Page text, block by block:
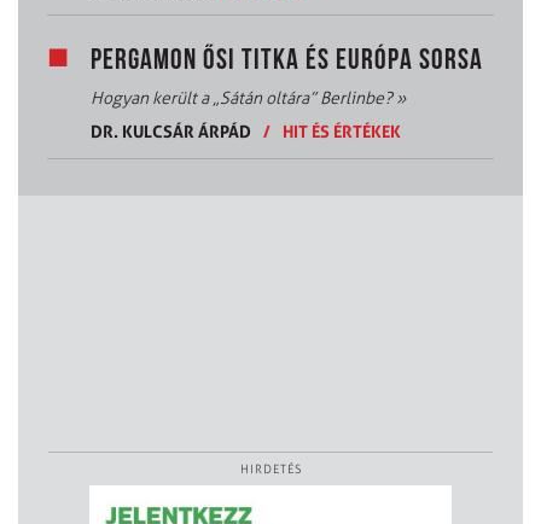
PERGAMON ŐSI TITKA ÉS EURÓPA SORSA
Hogyan került a „Sátán oltára” Berlinbe?»
DR. KULCSÁR ÁRPÁD
/ HIT ÉS ÉRTÉKEK
HIRDETÉS